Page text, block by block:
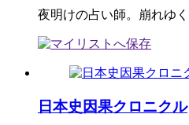
夜明けの占い師。崩れゆ
日本史因果クロニクル